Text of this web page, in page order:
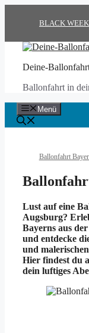
BLACK WEEK
Deine-
Ballonfahrt in
Menü
Ballonfahrt
Lust auf eine
Augsburg?
Bayerns aus
und entdecke
und
Hier findest du
dein luftiges